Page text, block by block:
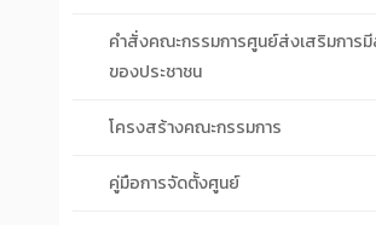
คำสั่งคณะกรรมการศูนย์ส่งเสริมการ
ของประชาชน
โครงสร้างคณะกรรมการ
คู่มือการจัดตั้งศูนย์